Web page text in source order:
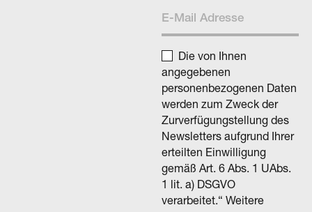
Die von Ihnen
angegebenen
personenbezogenen Daten
werden zum Zweck der
Zurverfügungstellung des
Newsletters aufgrund Ihrer
erteilten Einwilligung
gemäß Art. 6 Abs. 1 UAbs.
1 lit. a) DSGVO
verarbeitet.“ Weitere